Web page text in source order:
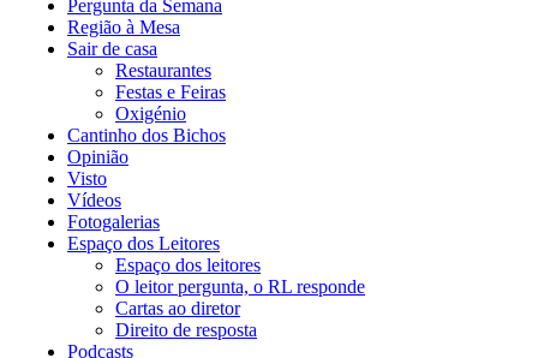
Pergunta da Semana
Região à Mesa
Sair de casa
Restaurantes
Festas e Feiras
Oxigénio
Cantinho dos Bichos
Opinião
Visto
Vídeos
Fotogalerias
Espaço dos Leitores
Espaço dos leitores
O leitor pergunta, o RL responde
Cartas ao diretor
Direito de resposta
Podcasts